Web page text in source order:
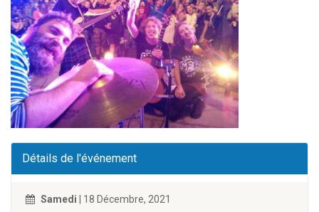
Détails de l'événement
Samedi | 18 Décembre, 2021